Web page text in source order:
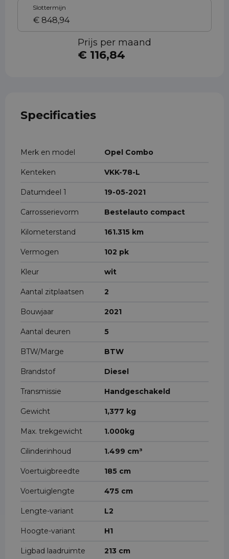
Slottermijn
Prijs per maand
€ 116,84
Specificaties
Merk en model Opel Combo
Kenteken VKK-78-L
Datumdeel 1 19-05-2021
Carrosserievorm Bestelauto compact
Kilometerstand 161.315 km
Vermogen 102 pk
Kleur wit
Aantal zitplaatsen 2
Bouwjaar 2021
Aantal deuren 5
BTW/Marge BTW
Brandstof Diesel
Transmissie Handgeschakeld
Gewicht 1,377 kg
Max. trekgewicht 1.000kg
Cilinderinhoud 1.499 cm³
Voertuigbreedte 185 cm
Voertuiglengte 475 cm
Lengte-variant L2
Hoogte-variant H1
Ligbad laadruimte 213 cm